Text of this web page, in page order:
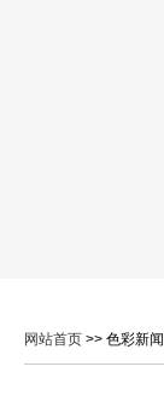
网站首页 >> 色彩新闻